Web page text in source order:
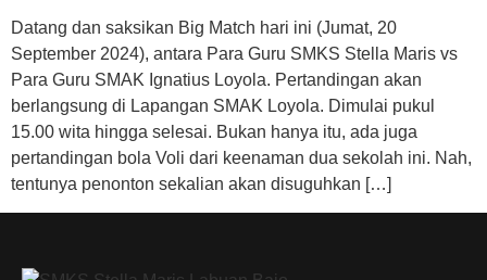
Datang dan saksikan Big Match hari ini (Jumat, 20
September 2024), antara Para Guru SMKS Stella Maris vs
Para Guru SMAK Ignatius Loyola. Pertandingan akan
berlangsung di Lapangan SMAK Loyola. Dimulai pukul
15.00 wita hingga selesai. Bukan hanya itu, ada juga
pertandingan bola Voli dari keenaman dua sekolah ini. Nah,
tentunya penonton sekalian akan disuguhkan […]